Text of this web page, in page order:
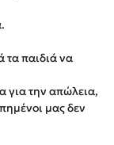
τα παιδιά να
για την απώλεια,
μας δεν